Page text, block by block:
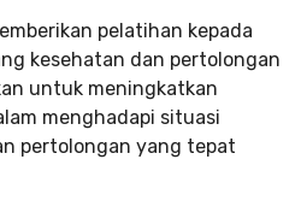
pelatihan kepada
kesehatan dan pertolongan
untuk meningkatkan
menghadapi situasi
pertolongan yang tepat